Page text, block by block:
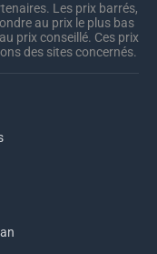
Les prix barrés,
au prix le plus bas
prix conseillé. Ces prix
des sites concernés.